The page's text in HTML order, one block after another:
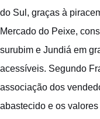
do Sul, graças à
Mercado do Peixe,
surubim e Jundiá em
acessíveis. Segundo
associação dos
abastecido e os